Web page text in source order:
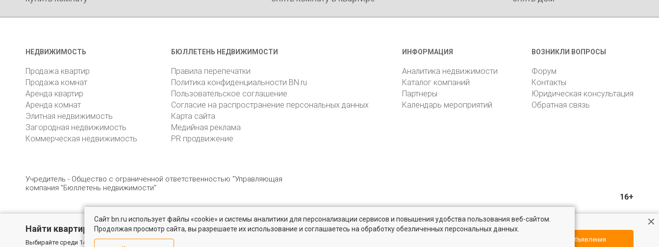
Найти квартиру - это просто!
Выбирайте среди 14 тысяч проверенных вариантов на вторичом рынке жилья на портале BN.ru Посмотреть объявления
НЕДВИЖИМОСТЬ
Продажа квартир
Продажа комнат
Аренда квартир
Аренда комнат
Элитная недвижимость
Загородная недвижимость
Коммерческая недвижимость
БЮЛЛЕТЕНЬ НЕДВИЖИМОСТИ
Правила перепечатки
Политика конфиденциальности BN.ru
Пользовательское соглашение
Согласие на распространение персональных данных
Карта сайта
Медийная реклама
PR продвижение
ИНФОРМАЦИЯ
Аналитика недвижимости
Каталог компаний
Партнеры
Календарь мероприятий
ВОЗНИКЛИ ВОПРОСЫ
Форум
Контакты
Юридическая консультация
Обратная связь
Учредитель - Общество с ограниченной ответственностью "Управляющая
компания "Бюллетень недвижимости"
16+
© 2005 – 2026, ООО «УК «БН» 8 (812) 331-93-56 196105, Санкт-Петербург, пр. Юрия Гагарина, 1 reklama@bn.ru
Сайт bn.ru использует файлы «cookie» и системы аналитики для персонализации сервисов и повышения удобства пользования веб-сайтом.
Продолжая просмотр сайта, вы разрешаете их использование и соглашаетесь на обработку обезличенных персональных данных.